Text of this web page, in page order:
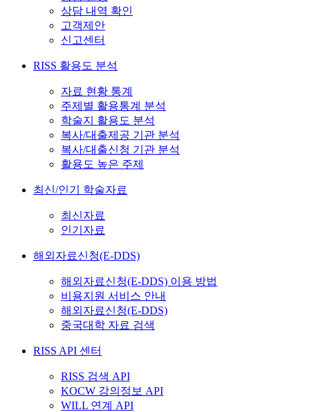
상담 내역 확인
고객제안
신고센터
RISS 활용도 분석
자료 현황 통계
주제별 활용통계 분석
학술지 활용도 분석
복사/대출제공 기관 분석
복사/대출신청 기관 분석
활용도 높은 주제
최신/인기 학술자료
최신자료
인기자료
해외자료신청(E-DDS)
해외자료신청(E-DDS) 이용 방법
비용지원 서비스 안내
해외자료신청(E-DDS)
중국대학 자료 검색
RISS API 센터
RISS 검색 API
KOCW 강의정보 API
WILL 연계 API